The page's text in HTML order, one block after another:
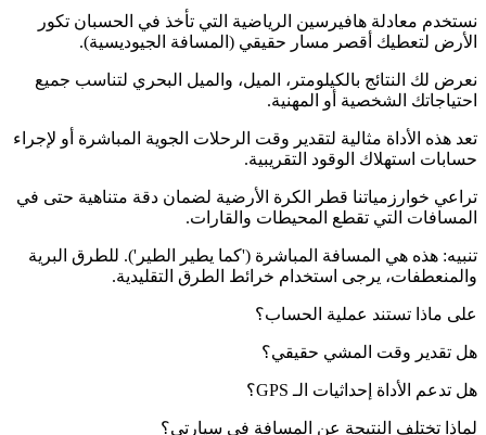
نستخدم معادلة هافيرسين الرياضية التي تأخذ في الحسبان تكور
الأرض لتعطيك أقصر مسار حقيقي (المسافة الجيوديسية).
نعرض لك النتائج بالكيلومتر، الميل، والميل البحري لتناسب جميع
احتياجاتك الشخصية أو المهنية.
تعد هذه الأداة مثالية لتقدير وقت الرحلات الجوية المباشرة أو لإجراء
حسابات استهلاك الوقود التقريبية.
تراعي خوارزمياتنا قطر الكرة الأرضية لضمان دقة متناهية حتى في
المسافات التي تقطع المحيطات والقارات.
تنبيه: هذه هي المسافة المباشرة ('كما يطير الطير'). للطرق البرية
والمنعطفات، يرجى استخدام خرائط الطرق التقليدية.
على ماذا تستند عملية الحساب؟
هل تقدير وقت المشي حقيقي؟
هل تدعم الأداة إحداثيات الـ GPS؟
لماذا تختلف النتيجة عن المسافة في سيارتي؟